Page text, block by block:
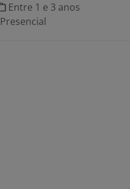
Entre 1 e 3 anos
Presencial